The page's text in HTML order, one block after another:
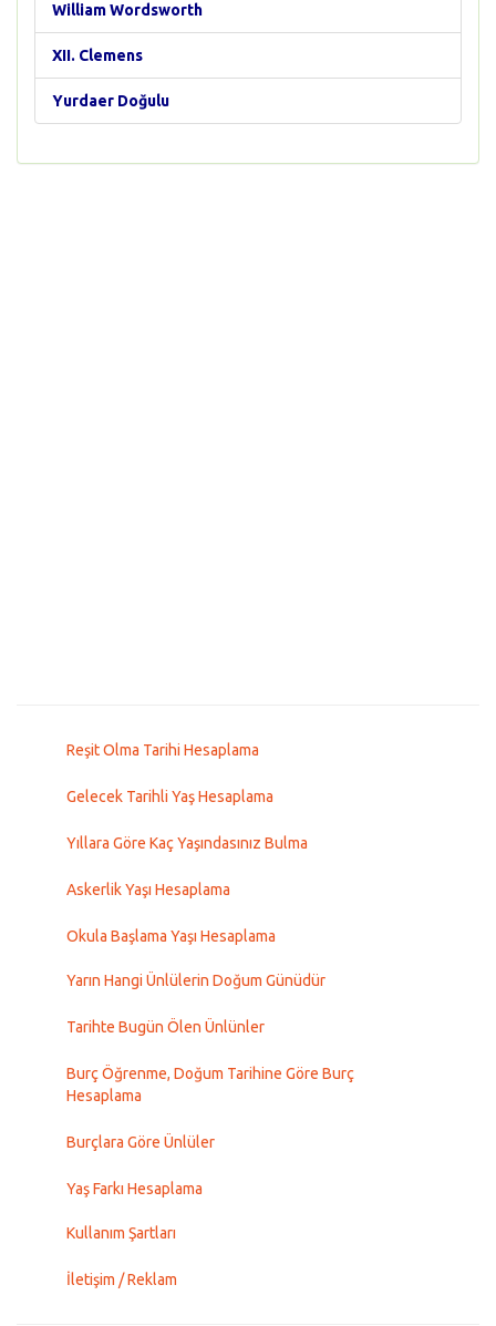
William Wordsworth
XII. Clemens
Yurdaer Doğulu
Reşit Olma Tarihi Hesaplama
Gelecek Tarihli Yaş Hesaplama
Yıllara Göre Kaç Yaşındasınız Bulma
Askerlik Yaşı Hesaplama
Okula Başlama Yaşı Hesaplama
Yarın Hangi Ünlülerin Doğum Günüdür
Tarihte Bugün Ölen Ünlünler
Burç Öğrenme, Doğum Tarihine Göre Burç
Hesaplama
Burçlara Göre Ünlüler
Yaş Farkı Hesaplama
Kullanım Şartları
İletişim / Reklam